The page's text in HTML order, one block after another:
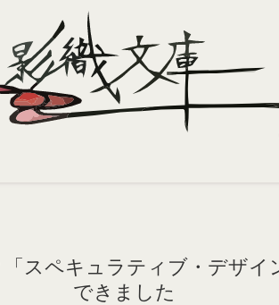
スペキュラティブ・デザイ
できました